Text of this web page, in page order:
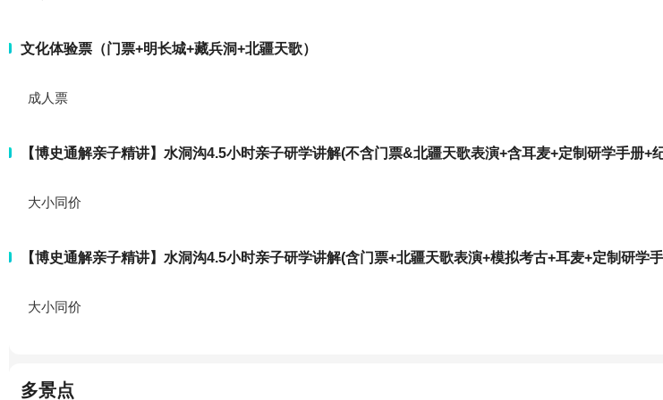
文化体验票（门票+明长城+藏兵洞+北疆天歌）
成人票
【博史通解亲子精讲】水洞沟4.5小时亲子研学讲解(不含门票&北疆天歌表演+含耳麦+定制研学手册+
大小同价
【博史通解亲子精讲】水洞沟4.5小时亲子研学讲解(含门票+北疆天歌表演+模拟考古+耳麦+定制研学
大小同价
多景点